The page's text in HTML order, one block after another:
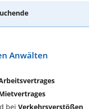
Anwälten
bei Verkehrsverstößen